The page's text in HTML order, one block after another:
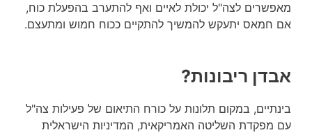
מאפשרים לצה"ל יכולת לאיים ואף להתערב בהפעלת כוח,
אם חמאס יתעקש להמשיך להתקיים ככוח חמוש ומתעצם.
אבדן ריבונות?
בינתיים, במקום תלונות על כורח התיאום של פעילות צה"ל
עם מפקדת השליטה האמריקאית, המדיניות הישראלית